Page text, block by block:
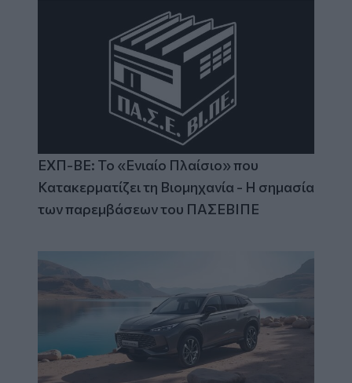
ΕΧΠ-ΒΕ: Το «Ενιαίο Πλαίσιο» που
Κατακερματίζει τη Βιομηχανία - Η σημασία
των παρεμβάσεων του ΠΑΣΕΒΙΠΕ